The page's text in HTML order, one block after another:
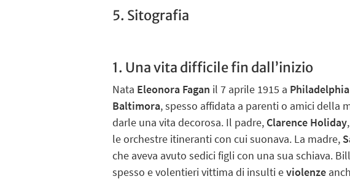
5. Sitografia
1. Una vita difficile fin dall’inizio
Nata Eleonora Fagan il 7 aprile 1915 a Philadelphia
Baltimora, spesso affidata a parenti o amici della
darle una vita decorosa. Il padre, Clarence Holiday
le orchestre itineranti con cui suonava. La madre,
che aveva avuto sedici figli con una sua schiava.
spesso e volentieri vittima di insulti eviolenze